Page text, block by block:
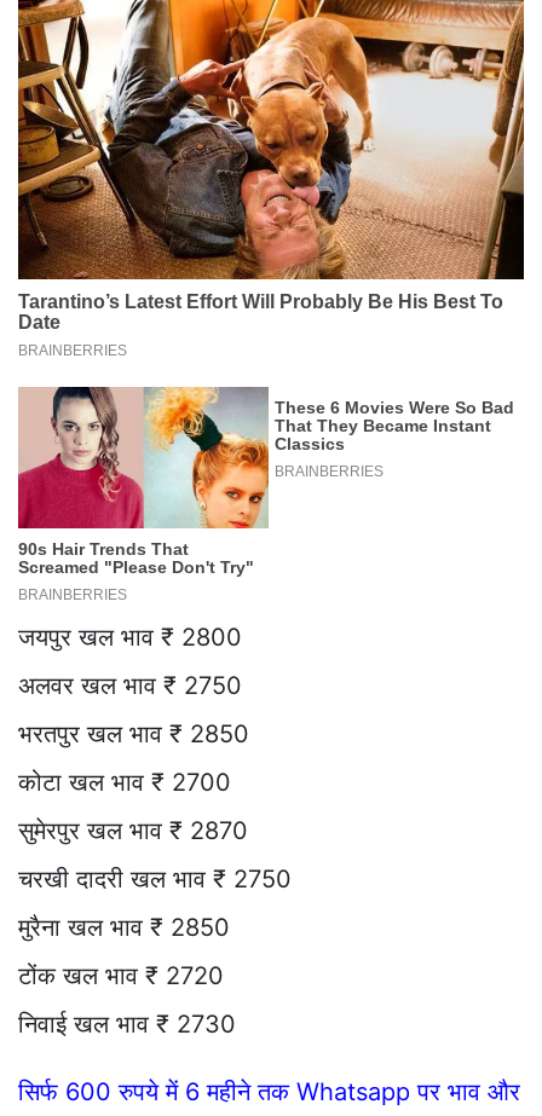
जयपुर खल भाव ₹ 2800
अलवर खल भाव ₹ 2750
भरतपुर खल भाव ₹ 2850
कोटा खल भाव ₹ 2700
सुमेरपुर खल भाव ₹ 2870
चरखी दादरी खल भाव ₹ 2750
मुरैना खल भाव ₹ 2850
टोंक खल भाव ₹ 2720
निवाई खल भाव ₹ 2730
सिर्फ 600 रुपये में 6 महीने तक Whatsapp पर भाव और